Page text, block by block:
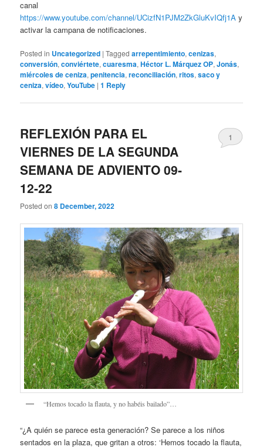
canal
https://www.youtube.com/channel/UCizfN1PJM2ZkGluKvIQfj1A y
activar la campana de notificaciones.
Posted in Uncategorized |Tagged arrepentimiento,cenizas,
conversión,conviértete,cuaresma,Héctor L. Márquez OP,Jonás,
miércoles de ceniza,penitencia,reconciliación,ritos,saco y
ceniza,vídeo,YouTube |1 Reply
REFLEXIÓN PARA EL
VIERNES DE LA SEGUNDA
SEMANA DE ADVIENTO 09-
12-22
Posted on8 December, 2022
1
“Hemos tocado la flauta, y no habéis bailado”…
“¿A quién se parece esta generación? Se parece a los niños
sentados en la plaza, que gritan a otros: ‘Hemos tocado la flauta,